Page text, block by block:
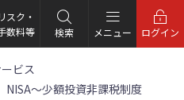
リスク・
数料等
検索 メニュー ログイン
ビス
NISA～少額投資非課税制度